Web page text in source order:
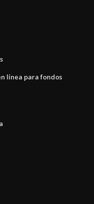
línea para fondos